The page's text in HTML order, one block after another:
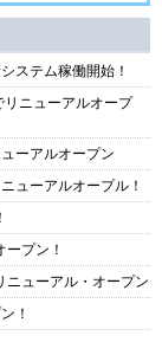
ステム稼働開始！
ニューアルオープ
ーアルオープン
ューアルオープル！
プン！
ニューアル・オープン
！